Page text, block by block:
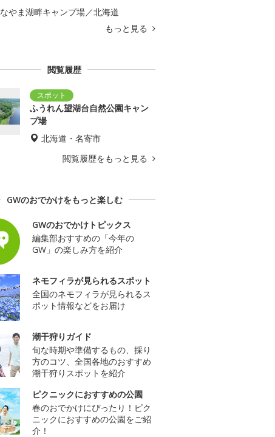
やま湖畔キャンプ場／北海道
もっと見る
閲覧履歴
ふうれん望湖台自然公園キャン
プ場
北海道・名寄市
閲覧履歴をもっと見る
GWのおでかけをもっと楽しむ
GWのおでかけトピックス
編集部おすすめの「今年の
GW」の楽しみ方を紹介
ネモフィラが見られるスポット
全国のネモフィラが見られるス
ポット情報などをお届け
潮干狩りガイド
旬な時期や準備するもの、採り
方のコツ、全国各地のおすすめ
潮干狩りスポットを紹介
ピクニックにおすすめの公園
春のおでかけにぴったり！ピク
ニックにおすすめの公園をご紹
介！